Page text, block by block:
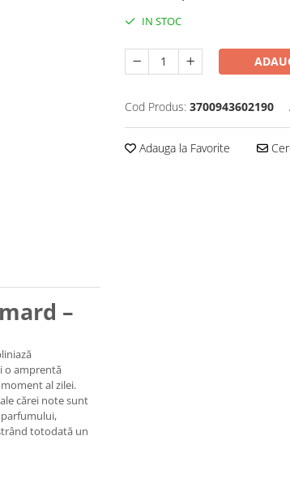
IN STOC
Cod Produs: 3700943602190
Adauga la Favorite
–
o amprentă
al zilei.
cărei note sunt
parfumului,
totodată un